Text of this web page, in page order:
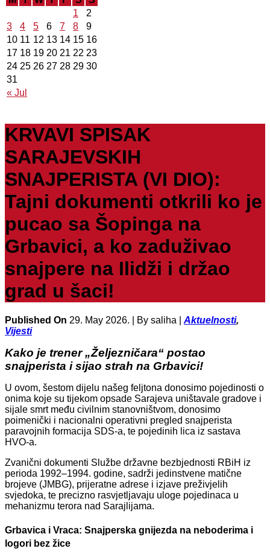
« Jul
1
2
3
4 5 6 7 8
9
10 11 12 13 14 15 16
17 18 19 20 21 22 23
24 25 26 27 28 29 30
31
KRVAVI SPISAK
SARAJEVSKIH
SNAJPERISTA (VI DIO):
Tajni dokumenti otkrili ko je
pucao sa Šopinga na
Grbavici, a ko zaduživao
snajpere na Ilidži i držao
grad u šaci!
Published On 29. May 2026. | By saliha | Aktuelnosti,
Vijesti
Kako je trener „Željezničara“ postao
snajperista i sijao strah na Grbavici!
U ovom, šestom dijelu našeg feljtona donosimo pojedinosti o
onima koje su tijekom opsade Sarajeva uništavale gradove i
sijale smrt među civilnim stanovništvom, donosimo
poimenički i nacionalni operativni pregled snajperista
paravojnih formacija SDS-a, te pojedinih lica iz sastava
HVO-a.
Zvanični dokumenti Službe državne bezbjednosti RBiH iz
perioda 1992–1994. godine, sadrži jedinstvene matične
brojeve (JMBG), prijeratne adrese i izjave preživjelih
svjedoka, te precizno rasvjetljavaju uloge pojedinaca u
mehanizmu terora nad Sarajlijama.
Grbavica i Vraca: Snajperska gnijezda na neboderima i
logori bez žice